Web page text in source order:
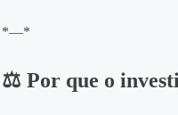
*—*
⚖️ Por que o